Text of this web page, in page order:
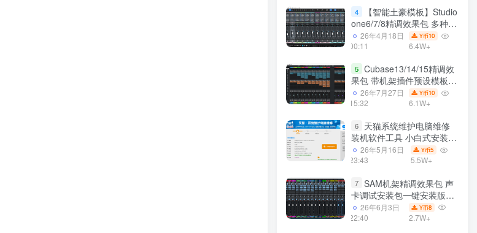
4
【智能土豪模板】Studio
one6/7/8精调效果包 多种效
果模式可选 声卡调试好预设
带插件全套文件
26年4月18日
00:11
Y币10
6.4W+
5 Cubase13/14/15精调效
果包 带机架插件预设模板
声卡调试好效果工程文件
26年7月27日
15:32
Y币10
6.1W+
6
天猫系统维护电脑维修
装机软件工具 小白式安装
完全一键安装系统 电脑系统
装机软件 一键重装系统
26年5月16日
23:43
Y币5
5.5W+
7 SAM机架精调效果包 声
卡调试安装包一键安装版模
板 带插件预设效果文件
26年6月3日
22:40
Y币8
2.7W+